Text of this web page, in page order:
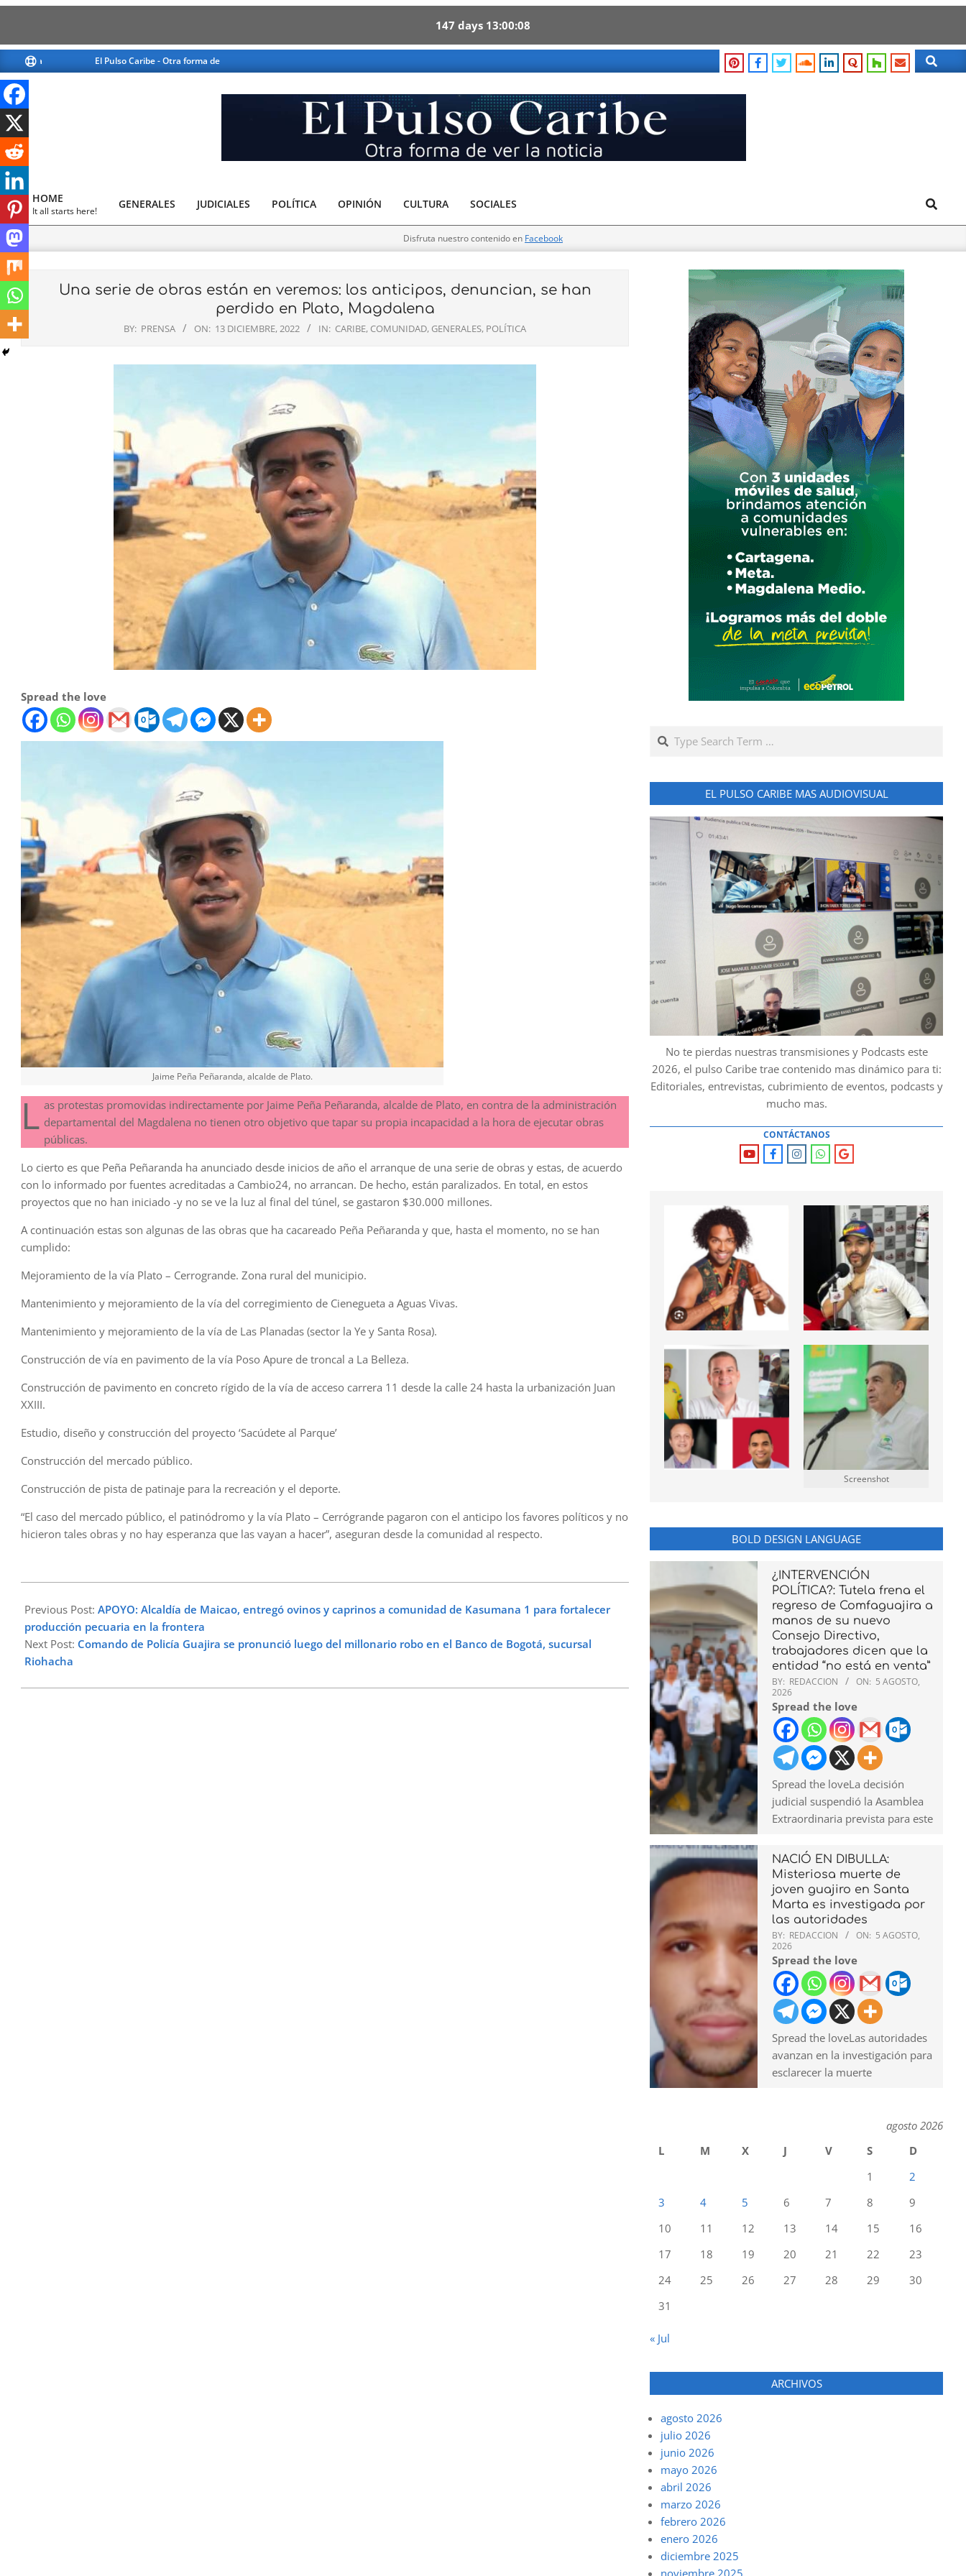
147 days 13 00 06
to
content
El Pulso Caribe - Otra forma de ver la noticia Search
El
Caribe
Primary
Navigation
Menu
HOME
It all starts here!
GENERALES JUDICIALES POLÍTICA OPINIÓN CULTURA SOCIALES Search
Disfruta nuestro contenido en Facebook
Una serie de obras están en veremos: los anticipos, denuncian, se han
perdido en Plato, Magdalena
BY: PRENSA ON: 13 DICIEMBRE, 2022 IN: CARIBE, COMUNIDAD, GENERALES, POLÍTICA
Spread the love
Jaime Peña Peñaranda, alcalde de Plato.
L as protestas promovidas indirectamente por Jaime Peña Peñaranda, alcalde de Plato, en contra de la administración
departamental del Magdalena no tienen otro objetivo que tapar su propia incapacidad a la hora de ejecutar obras
públicas.
Lo cierto es que Peña Peñaranda ha anunciado desde inicios de año el arranque de una serie de obras y estas, de acuerdo
con lo informado por fuentes acreditadas a Cambio24, no arrancan. De hecho, están paralizados. En total, en estos
proyectos que no han iniciado -y no se ve la luz al final del túnel, se gastaron $30.000 millones.
A continuación estas son algunas de las obras que ha cacareado Peña Peñaranda y que, hasta el momento, no se han
cumplido:
Mejoramiento de la vía Plato – Cerrogrande. Zona rural del municipio.
Mantenimiento y mejoramiento de la vía del corregimiento de Cienegueta a Aguas Vivas.
Mantenimiento y mejoramiento de la vía de Las Planadas (sector la Ye y Santa Rosa).
Construcción de vía en pavimento de la vía Poso Apure de troncal a La Belleza.
Construcción de pavimento en concreto rígido de la vía de acceso carrera 11 desde la calle 24 hasta la urbanización Juan
XXIII.
Estudio, diseño y construcción del proyecto ‘Sacúdete al Parque’
Construcción del mercado público.
Construcción de pista de patinaje para la recreación y el deporte.
“El caso del mercado público, el patinódromo y la vía Plato – Cerrógrande pagaron con el anticipo los favores políticos y no
hicieron tales obras y no hay esperanza que las vayan a hacer”, aseguran desde la comunidad al respecto.
12-
13
Previous Post: APOYO: Alcaldía de Maicao, entregó ovinos y caprinos a comunidad de Kasumana 1 para fortalecer
producción pecuaria en la frontera
Next Post: Comando de Policía Guajira se pronunció luego del millonario robo en el Banco de Bogotá, sucursal
Riohacha
Search
EL PULSO CARIBE MAS AUDIOVISUAL
No te pierdas nuestras transmisiones y Podcasts este
2026, el pulso Caribe trae contenido mas dinámico para ti:
Editoriales, entrevistas, cubrimiento de eventos, podcasts y
mucho mas.
CONTÁCTANOS
Screenshot
BOLD DESIGN LANGUAGE
¿INTERVENCIÓN
POLÍTICA?: Tutela frena el
regreso de Comfaguajira a
manos de su nuevo
Consejo Directivo,
trabajadores dicen que la
entidad “no está en venta”
BY: REDACCION ON: 5 AGOSTO,
2026
Spread the love
Spread the loveLa decisión
judicial suspendió la Asamblea
Extraordinaria prevista para este
NACIÓ EN DIBULLA:
Misteriosa muerte de
joven guajiro en Santa
Marta es investigada por
las autoridades
BY: REDACCION ON: 5 AGOSTO,
2026
Spread the love
Spread the loveLas autoridades
avanzan en la investigación para
esclarecer la muerte
agosto 2026
L
M X J V S
D
1
2
3
4 5 6 7 8
9
10
11 12 13 14 15
16
17
18 19 20 21 22
23
24
25 26 27 28 29
30
31
« Jul
ARCHIVOS
agosto 2026
julio 2026
junio 2026
mayo 2026
abril 2026
marzo 2026
febrero 2026
enero 2026
diciembre 2025
noviembre 2025